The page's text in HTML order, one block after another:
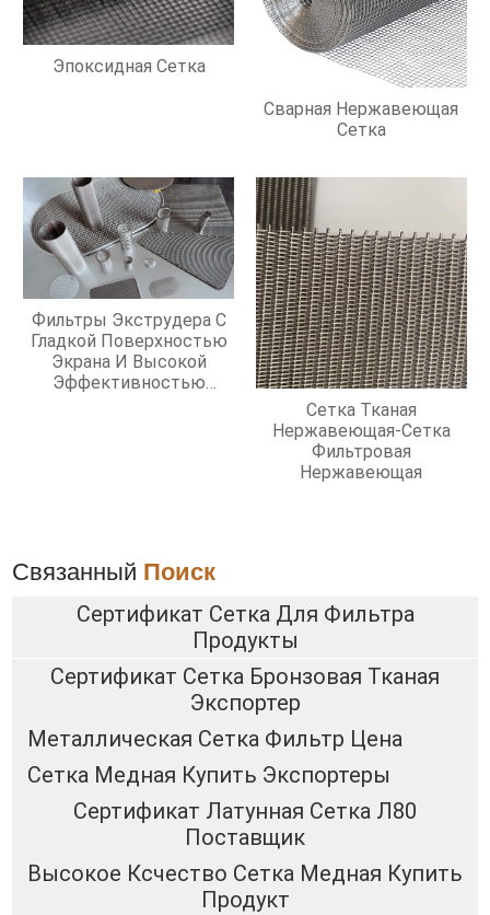
Эпоксидная Сетка
Сварная Нержавеющая
Сетка
Фильтры Экструдера С
Гладкой Поверхностью
Экрана И Высокой
Эффективностью
Сетка Тканая
Нержавеющая-Сетка
Фильтровая
Нержавеющая
Связанный Поиск
Сертификат Сетка Для Фильтра
Продукты
Сертификат Сетка Бронзовая Тканая
Экспортер
Металлическая Сетка Фильтр Цена
Сетка Медная Купить Экспортеры
Сертификат Латунная Сетка Л80
Поставщик
Высокое Ксчество Сетка Медная Купить
Продукт